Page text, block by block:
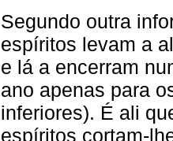
Segundo outra
espíritos levam a
e lá a encerram
ano apenas para
inferiores). É ali
espíritos cortam-